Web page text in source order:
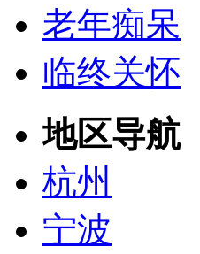
老年痴呆
临终关怀
地区导航
杭州
宁波